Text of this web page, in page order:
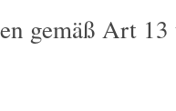
gemäß Art